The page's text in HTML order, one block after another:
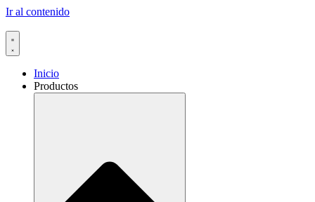
Ir al contenido
Inicio
Productos